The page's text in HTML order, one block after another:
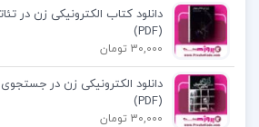
پی دی اف کتاب آمار توصیفی پیام
دانلود رایگان کتاب آمار توصیفی
تربیتی
دانلود کتاب الکترونیکی زن در
(PDF)
30,000 تومان
دانلود الکترونیکی زن در
(PDF)
30,000 تومان